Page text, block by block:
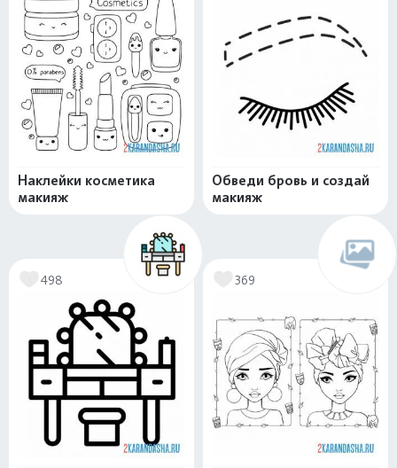
Наклейки косметика
макияж
Обведи бровь и создай
макияж
498 369